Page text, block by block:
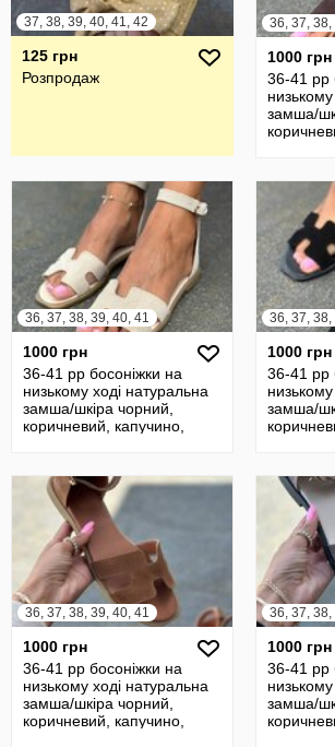
37, 38, 39, 40, 41, 42
125 грн
Розпродаж
36, 37, 38,
1000 грн
36-41 рр
замша/
36, 37, 38, 39, 40, 41
1000 грн
36-41 рр босоніжки на
низькому ході натуральна
замша/шкіра чорний,
коричневий, капучино,
36, 37, 38,
1000 грн
36-41 рр
замша/
36, 37, 38, 39, 40, 41
1000 грн
36-41 рр босоніжки на
низькому ході натуральна
замша/шкіра чорний,
коричневий, капучино,
36, 37, 38,
1000 грн
36-41 рр
замша/